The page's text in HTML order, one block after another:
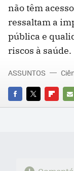
não têm
ressaltam a
pública e
riscos à saúde.
FACEBOOK
TWITTER
E-
ASSUNTOS